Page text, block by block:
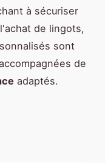
à sécuriser
de lingots,
sont
de
adaptés.